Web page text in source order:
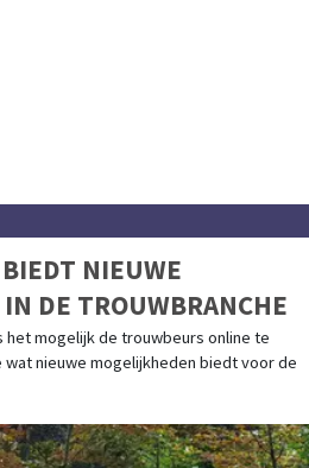
NIEUWE
DE TROUWBRANCHE
het mogelijk de trouwbeurs online te
nieuwe mogelijkheden biedt voor de